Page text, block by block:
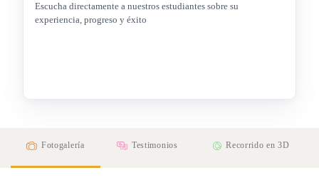
Escucha directamente a nuestros estudiantes sobre su
experiencia, progreso y éxito
Fotogalería Testimonios Recorrido en 3D